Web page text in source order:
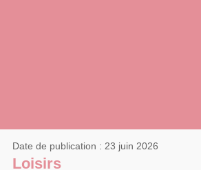
Loisirs
Date de publication : 23 juin 2026